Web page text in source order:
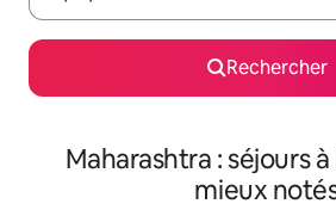
Rechercher
Maharashtra : séjours
mieux